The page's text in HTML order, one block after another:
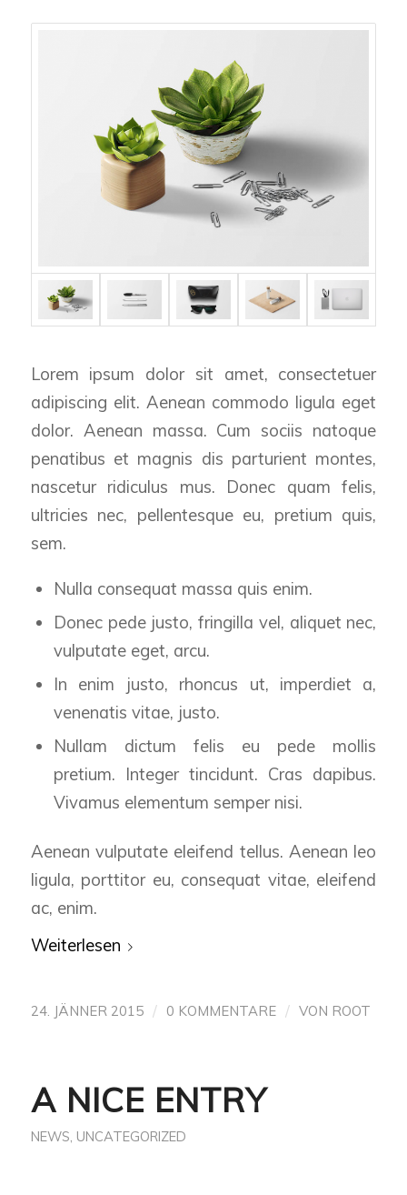
Lorem ipsum dolor sit amet, consectetuer
adipiscing elit. Aenean commodo ligula eget
dolor. Aenean massa. Cum sociis natoque
penatibus et magnis dis parturient montes,
nascetur ridiculus mus. Donec quam felis,
ultricies nec, pellentesque eu, pretium quis,
sem.
Nulla consequat massa quis enim.
Donec pede justo, fringilla vel, aliquet nec,
vulputate eget, arcu.
In enim justo, rhoncus ut, imperdiet a,
venenatis vitae, justo.
Nullam dictum felis eu pede mollis
pretium. Integer tincidunt. Cras dapibus.
Vivamus elementum semper nisi.
Aenean vulputate eleifend tellus. Aenean leo
ligula, porttitor eu, consequat vitae, eleifend
ac, enim.
Weiterlesen
24. JÄNNER 2015 / 0 KOMMENTARE / VON ROOT
A NICE ENTRY
NEWS, UNCATEGORIZED